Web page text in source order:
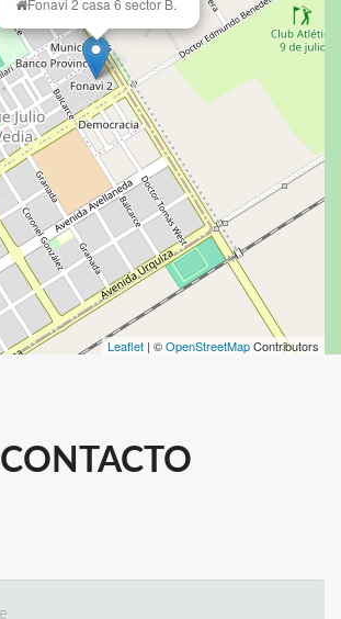
Fonavi 2 casa 6 sector B.
Leaflet | ©OpenStreetMapContributors
CONTACTO